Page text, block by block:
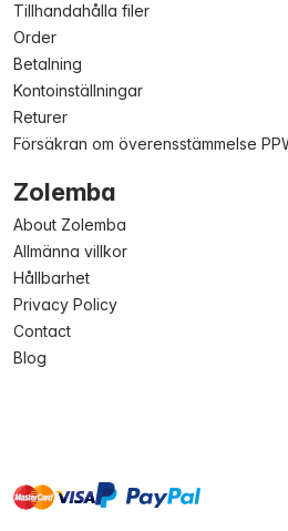
Tillhandahålla filer
Order
Betalning
Kontoinställningar
Returer
Försäkran om överensstämmelse
Zolemba
About Zolemba
Allmänna villkor
Hållbarhet
Privacy Policy
Contact
Blog
mastervisa paypal